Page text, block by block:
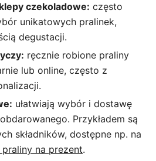
czekoladowe: często
unikatowych pralinek,
degustacji.
ręcznie robione praliny
lub online, często z
ułatwiają wybór i dostawę
Przykładem są
składników, dostępne np. na
na prezent.